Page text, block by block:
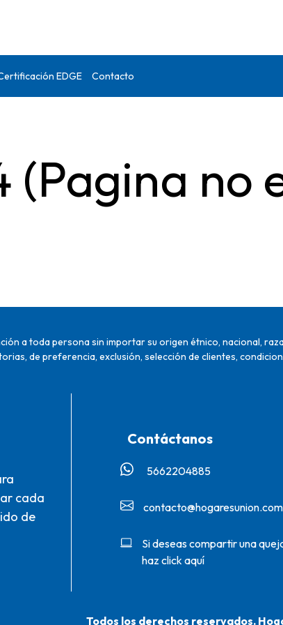
EDGE Contacto
(Pagina no
a toda persona sin importar su origen étnico, nacional,
de preferencia, exclusión, selección de clientes,
cada
de
Contáctanos
5662204885‬
contacto@hogaresunion.com
Si deseas compartir una
haz click aquí
Todos los derechos reservados.